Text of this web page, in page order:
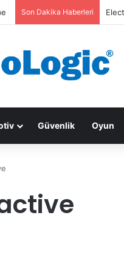
Son Dakika Haberleri
Güvenlik Oyun